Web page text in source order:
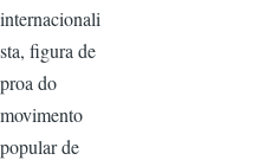
internacionali
sta, figura de
proa do
movimento
popular de